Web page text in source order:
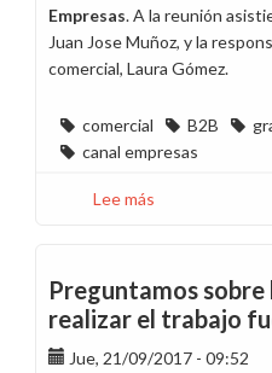
Empresas. A la reunión
Juan Jose Muñoz, y la
comercial, Laura Gómez.
comercial B2B
canal empresas
Lee más
la
dirección
de
Preguntamos
realizar el trabajo
Jue, 21/09/2017 - 09:52